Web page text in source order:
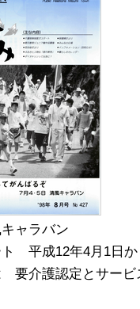
ャラバン
平成12年4月1日か
要介護認定とサービ